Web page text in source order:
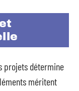
projets détermine
méritent